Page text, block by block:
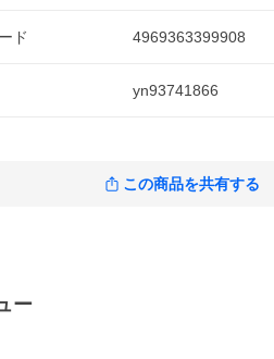
ド 4969363399908
yn93741866
この商品を共有する
ー